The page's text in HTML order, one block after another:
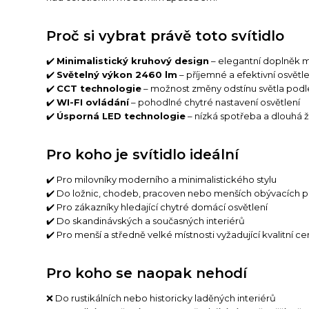
Proč si vybrat právě toto svítidlo
✔️ Minimalistický kruhový design – elegantní doplněk
✔️ Světelný výkon 2460 lm – příjemné a efektivní
✔️ CCT technologie– možnost změny odstínu světla
✔️WI-FI ovládání– pohodlné chytré nastavení osvětlení
✔️ Úsporná LED technologie– nízká spotřeba a dlouhá
Pro koho je svítidlo ideální
✔️ Pro milovníky moderního a minimalistického stylu
✔️ Do ložnic, chodeb, pracoven nebo menších obývacích
✔️ Pro zákazníky hledající chytré domácí osvětlení
✔️ Do skandinávských a současných interiérů
✔️ Pro menší a středně velké místnosti vyžadující kvalitní
Pro koho se naopak nehodí
❌ Do rustikálních nebo historicky laděných interiérů